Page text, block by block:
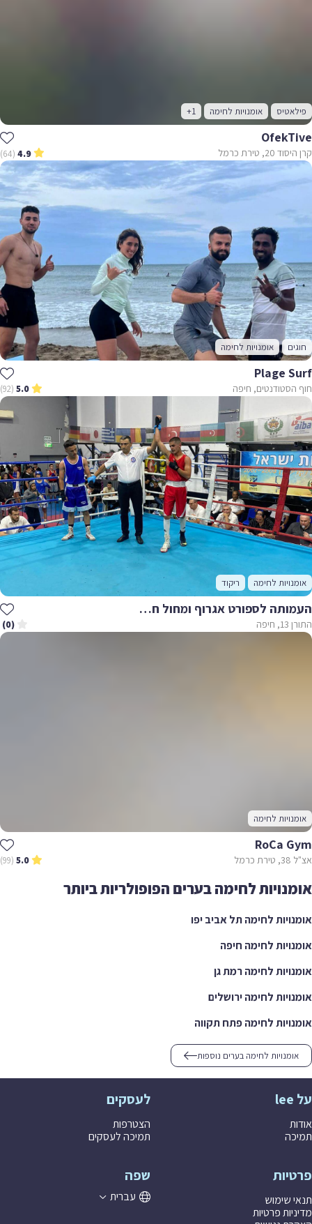
פילאטיס אומנויות לחימה +1
OfekTive
קרן היסוד 20, טירת כרמל 4.9
(64)
חוגים אומנויות לחימה
Plage Surf
חוף הסטודנטים, חיפה 5.0
(92)
אומנויות לחימה ריקוד
העמותה לספורט אגרוף ומחול חיפה
התורן 13, חיפה (0)
אומנויות לחימה
RoCa Gym
אצ"ל 38, טירת כרמל 5.0
(99)
אומנויות לחימה בערים הפופולריות ביותר
אומנויות לחימה תל אביב יפו
אומנויות לחימה חיפה
אומנויות לחימה רמת גן
אומנויות לחימה ירושלים
אומנויות לחימה פתח תקווה
אומנויות לחימה בערים נוספות
על lee
אודות
תמיכה
לעסקים
הצטרפות
תמיכה לעסקים
פרטיות
תנאי שימוש
מדיניות פרטיות
שפה
עברית